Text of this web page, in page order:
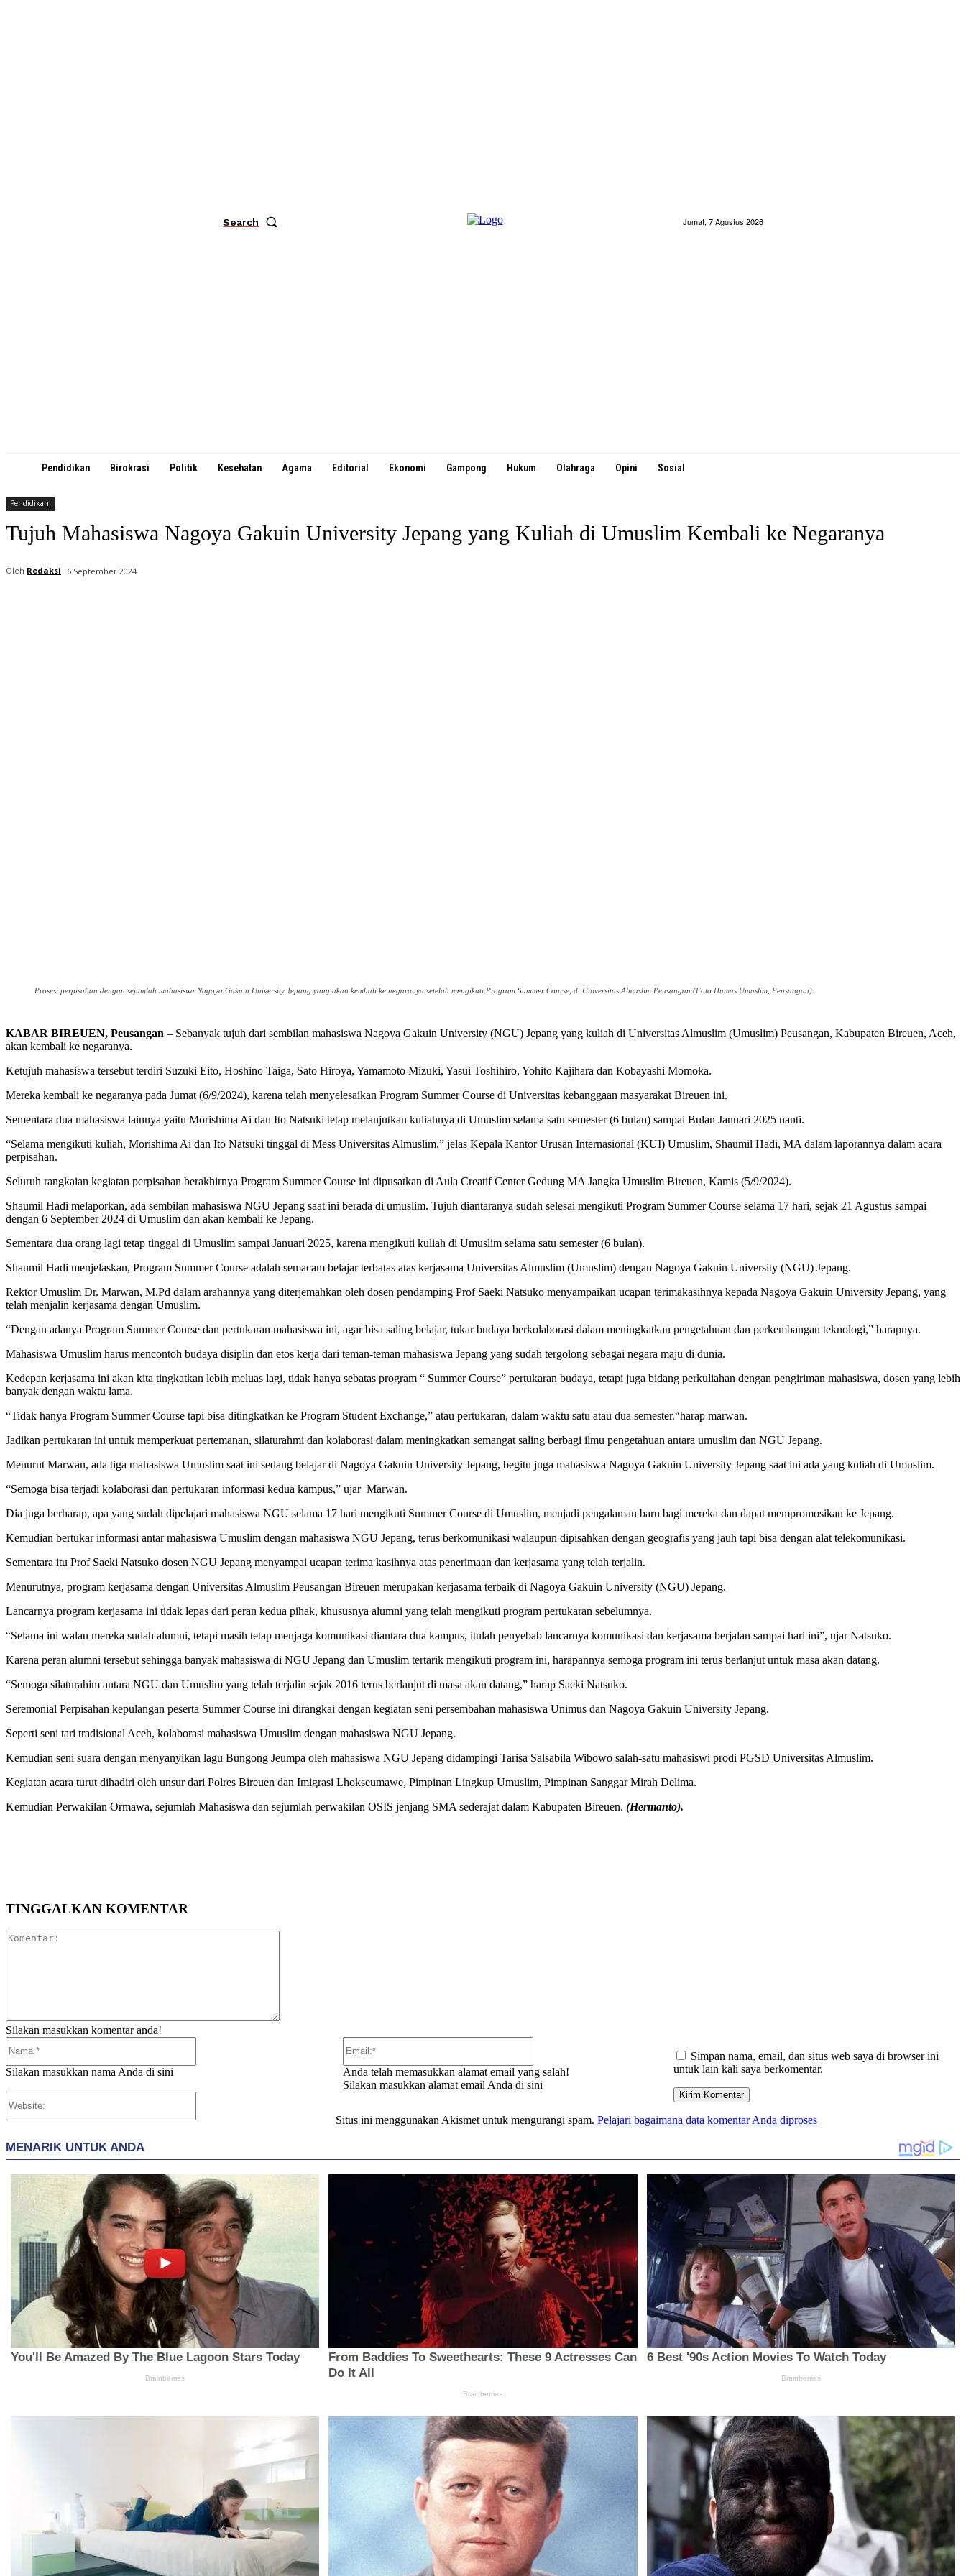
Search Jumat, 7 Agustus 2026
Pendidikan Birokrasi Politik Kesehatan Agama Editorial Ekonomi Gampong Hukum Olahraga Opini Sosial
Pendidikan
Tujuh Mahasiswa Nagoya Gakuin University Jepang yang Kuliah di Umuslim Kembali ke Negaranya
Oleh Redaksi 6 September 2024
Prosesi perpisahan dengan sejumlah mahasiswa Nagoya Gakuin University Jepang yang akan kembali ke negaranya setelah mengikuti Program Summer Course, di Universitas Almuslim Peusangan.(Foto Humas Umuslim, Peusangan).
KABAR BIREUEN, Peusangan – Sebanyak tujuh dari sembilan mahasiswa Nagoya Gakuin University (NGU) Jepang yang kuliah di Universitas Almuslim (Umuslim) Peusangan, Kabupaten Bireuen, Aceh,
akan kembali ke negaranya.
Ketujuh mahasiswa tersebut terdiri Suzuki Eito, Hoshino Taiga, Sato Hiroya, Yamamoto Mizuki, Yasui Toshihiro, Yohito Kajihara dan Kobayashi Momoka.
Mereka kembali ke negaranya pada Jumat (6/9/2024), karena telah menyelesaikan Program Summer Course di Universitas kebanggaan masyarakat Bireuen ini.
Sementara dua mahasiswa lainnya yaitu Morishima Ai dan Ito Natsuki tetap melanjutkan kuliahnya di Umuslim selama satu semester (6 bulan) sampai Bulan Januari 2025 nanti.
“Selama mengikuti kuliah, Morishima Ai dan Ito Natsuki tinggal di Mess Universitas Almuslim,” jelas Kepala Kantor Urusan Internasional (KUI) Umuslim, Shaumil Hadi, MA dalam laporannya dalam acara
perpisahan.
Seluruh rangkaian kegiatan perpisahan berakhirnya Program Summer Course ini dipusatkan di Aula Creatif Center Gedung MA Jangka Umuslim Bireuen, Kamis (5/9/2024).
Shaumil Hadi melaporkan, ada sembilan mahasiswa NGU Jepang saat ini berada di umuslim. Tujuh diantaranya sudah selesai mengikuti Program Summer Course selama 17 hari, sejak 21 Agustus sampai
dengan 6 September 2024 di Umuslim dan akan kembali ke Jepang.
Sementara dua orang lagi tetap tinggal di Umuslim sampai Januari 2025, karena mengikuti kuliah di Umuslim selama satu semester (6 bulan).
Shaumil Hadi menjelaskan, Program Summer Course adalah semacam belajar terbatas atas kerjasama Universitas Almuslim (Umuslim) dengan Nagoya Gakuin University (NGU) Jepang.
Rektor Umuslim Dr. Marwan, M.Pd dalam arahannya yang diterjemahkan oleh dosen pendamping Prof Saeki Natsuko menyampaikan ucapan terimakasihnya kepada Nagoya Gakuin University Jepang, yang
telah menjalin kerjasama dengan Umuslim.
“Dengan adanya Program Summer Course dan pertukaran mahasiswa ini, agar bisa saling belajar, tukar budaya berkolaborasi dalam meningkatkan pengetahuan dan perkembangan teknologi,” harapnya.
Mahasiswa Umuslim harus mencontoh budaya disiplin dan etos kerja dari teman-teman mahasiswa Jepang yang sudah tergolong sebagai negara maju di dunia.
Kedepan kerjasama ini akan kita tingkatkan lebih meluas lagi, tidak hanya sebatas program “ Summer Course” pertukaran budaya, tetapi juga bidang perkuliahan dengan pengiriman mahasiswa, dosen yang lebih
banyak dengan waktu lama.
“Tidak hanya Program Summer Course tapi bisa ditingkatkan ke Program Student Exchange,” atau pertukaran, dalam waktu satu atau dua semester.“harap marwan.
Jadikan pertukaran ini untuk memperkuat pertemanan, silaturahmi dan kolaborasi dalam meningkatkan semangat saling berbagi ilmu pengetahuan antara umuslim dan NGU Jepang.
Menurut Marwan, ada tiga mahasiswa Umuslim saat ini sedang belajar di Nagoya Gakuin University Jepang, begitu juga mahasiswa Nagoya Gakuin University Jepang saat ini ada yang kuliah di Umuslim.
“Semoga bisa terjadi kolaborasi dan pertukaran informasi kedua kampus,” ujar Marwan.
Dia juga berharap, apa yang sudah dipelajari mahasiswa NGU selama 17 hari mengikuti Summer Course di Umuslim, menjadi pengalaman baru bagi mereka dan dapat mempromosikan ke Jepang.
Kemudian bertukar informasi antar mahasiswa Umuslim dengan mahasiswa NGU Jepang, terus berkomunikasi walaupun dipisahkan dengan geografis yang jauh tapi bisa dengan alat telekomunikasi.
Sementara itu Prof Saeki Natsuko dosen NGU Jepang menyampai ucapan terima kasihnya atas penerimaan dan kerjasama yang telah terjalin.
Menurutnya, program kerjasama dengan Universitas Almuslim Peusangan Bireuen merupakan kerjasama terbaik di Nagoya Gakuin University (NGU) Jepang.
Lancarnya program kerjasama ini tidak lepas dari peran kedua pihak, khususnya alumni yang telah mengikuti program pertukaran sebelumnya.
“Selama ini walau mereka sudah alumni, tetapi masih tetap menjaga komunikasi diantara dua kampus, itulah penyebab lancarnya komunikasi dan kerjasama berjalan sampai hari ini”, ujar Natsuko.
Karena peran alumni tersebut sehingga banyak mahasiswa di NGU Jepang dan Umuslim tertarik mengikuti program ini, harapannya semoga program ini terus berlanjut untuk masa akan datang.
“Semoga silaturahim antara NGU dan Umuslim yang telah terjalin sejak 2016 terus berlanjut di masa akan datang,” harap Saeki Natsuko.
Seremonial Perpisahan kepulangan peserta Summer Course ini dirangkai dengan kegiatan seni persembahan mahasiswa Unimus dan Nagoya Gakuin University Jepang.
Seperti seni tari tradisional Aceh, kolaborasi mahasiswa Umuslim dengan mahasiswa NGU Jepang.
Kemudian seni suara dengan menyanyikan lagu Bungong Jeumpa oleh mahasiswa NGU Jepang didampingi Tarisa Salsabila Wibowo salah-satu mahasiswi prodi PGSD Universitas Almuslim.
Kegiatan acara turut dihadiri oleh unsur dari Polres Bireuen dan Imigrasi Lhokseumawe, Pimpinan Lingkup Umuslim, Pimpinan Sanggar Mirah Delima.
Kemudian Perwakilan Ormawa, sejumlah Mahasiswa dan sejumlah perwakilan OSIS jenjang SMA sederajat dalam Kabupaten Bireuen. (Hermanto).
TINGGALKAN KOMENTAR
Silakan masukkan komentar anda!
Silakan masukkan nama Anda di sini
Anda telah memasukkan alamat email yang salah!
Silakan masukkan alamat email Anda di sini
Simpan nama, email, dan situs web saya di browser ini
untuk lain kali saya berkomentar.
Situs ini menggunakan Akismet untuk mengurangi spam.Pelajari bagaimana data komentar Anda diproses